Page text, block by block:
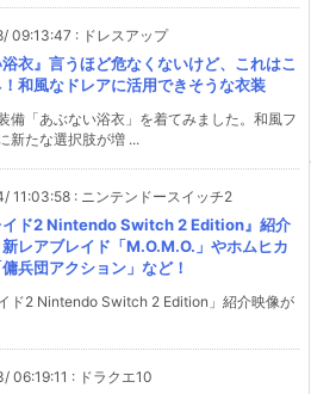
09:13:47 : ドレスアップ
浴衣』言うほど危なくないけど、これはこ
和風なドレアに活用できそうな衣装
備「あぶない浴衣」を着てみました。和風フ
新たな選択肢が増 ...
11:03:58 : ニンテンドースイッチ2
イド2 Nintendo Switch 2 Edition』紹介
レアブレイド「M.O.M.O.」やホムヒカ
兵団アクション」など！
イド2 Nintendo Switch 2 Edition」紹介映像が
06:19:11 : ドラクエ10